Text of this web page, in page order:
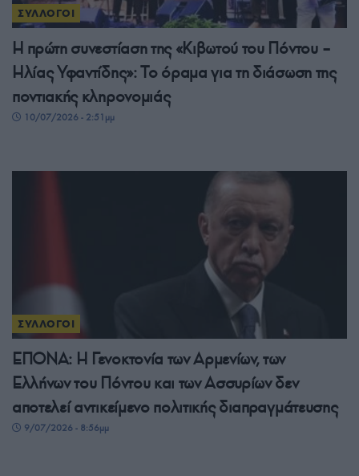
ΣΥΛΛΟΓΟΙ
Η πρώτη συνεστίαση της «Κιβωτού του Πόντου –
Ηλίας Υφαντίδης»: Το όραμα για τη διάσωση της
ποντιακής κληρονομιάς
10/07/2026 - 2:51μμ
ΣΥΛΛΟΓΟΙ
ΕΠΟΝΑ: Η Γενοκτονία των Αρμενίων, των
Ελλήνων του Πόντου και των Ασσυρίων δεν
αποτελεί αντικείμενο πολιτικής διαπραγμάτευσης
9/07/2026 - 8:56μμ